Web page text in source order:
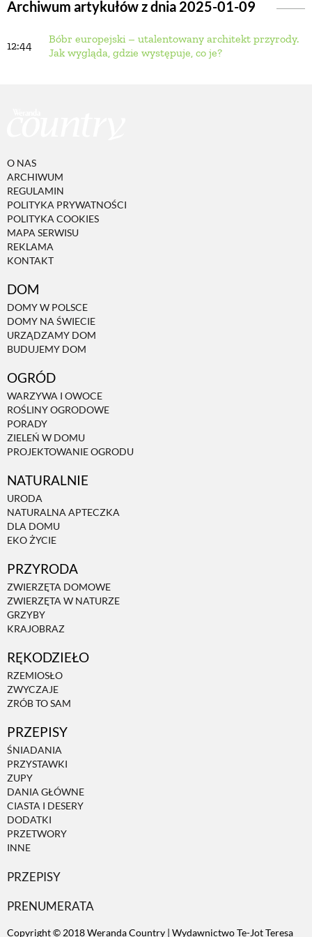
Archiwum artykułów z dnia 2025-01-09
12:44
Bóbr europejski – utalentowany architekt przyrody.
Jak wygląda, gdzie występuje, co je?
O NAS
ARCHIWUM
REGULAMIN
POLITYKA PRYWATNOŚCI
POLITYKA COOKIES
MAPA SERWISU
REKLAMA
KONTAKT
DOM
DOMY W POLSCE
DOMY NA ŚWIECIE
URZĄDZAMY DOM
BUDUJEMY DOM
OGRÓD
WARZYWA I OWOCE
ROŚLINY OGRODOWE
PORADY
ZIELEŃ W DOMU
PROJEKTOWANIE OGRODU
NATURALNIE
URODA
NATURALNA APTECZKA
DLA DOMU
EKO ŻYCIE
PRZYRODA
ZWIERZĘTA DOMOWE
ZWIERZĘTA W NATURZE
GRZYBY
KRAJOBRAZ
RĘKODZIEŁO
RZEMIOSŁO
ZWYCZAJE
ZRÓB TO SAM
PRZEPISY
ŚNIADANIA
PRZYSTAWKI
ZUPY
DANIA GŁÓWNE
CIASTA I DESERY
DODATKI
PRZETWORY
INNE
PRZEPISY
PRENUMERATA
Copyright © 2018 Weranda Country | Wydawnictwo Te-Jot Teresa
BUDUJEMY DOM
PROJEKTOWANIE OGRODU
NATURALNA APTECZKA
ZWIERZĘTA W NATURZE